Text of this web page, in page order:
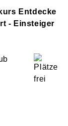
Entdecke
- Einsteiger